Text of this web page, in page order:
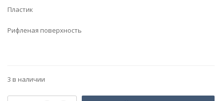
Пластик
Рифленая поверхность
3 в наличии